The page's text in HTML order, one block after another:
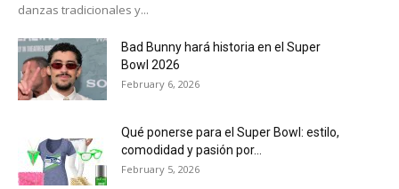
danzas tradicionales y...
Bad Bunny hará historia en el Super
Bowl 2026
February 6, 2026
Qué ponerse para el Super Bowl: estilo,
comodidad y pasión por...
February 5, 2026